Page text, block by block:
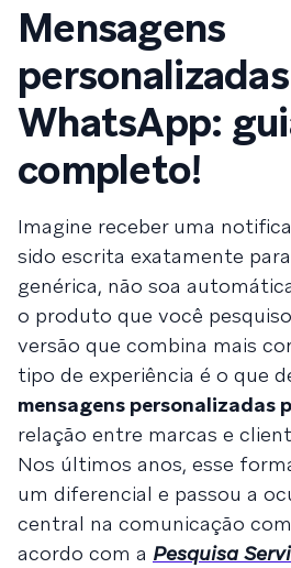
Mensagens
WhatsApp​:
completo!
Imagine receber uma
sido escrita exatamente
genérica, não soa
o produto que você
versão que combina mais
tipo de experiência é o que
mensagens personalizadas
relação entre marcas e
Nos últimos anos, esse
um diferencial e passou a
central na comunicação
acordo com a Pesquisa